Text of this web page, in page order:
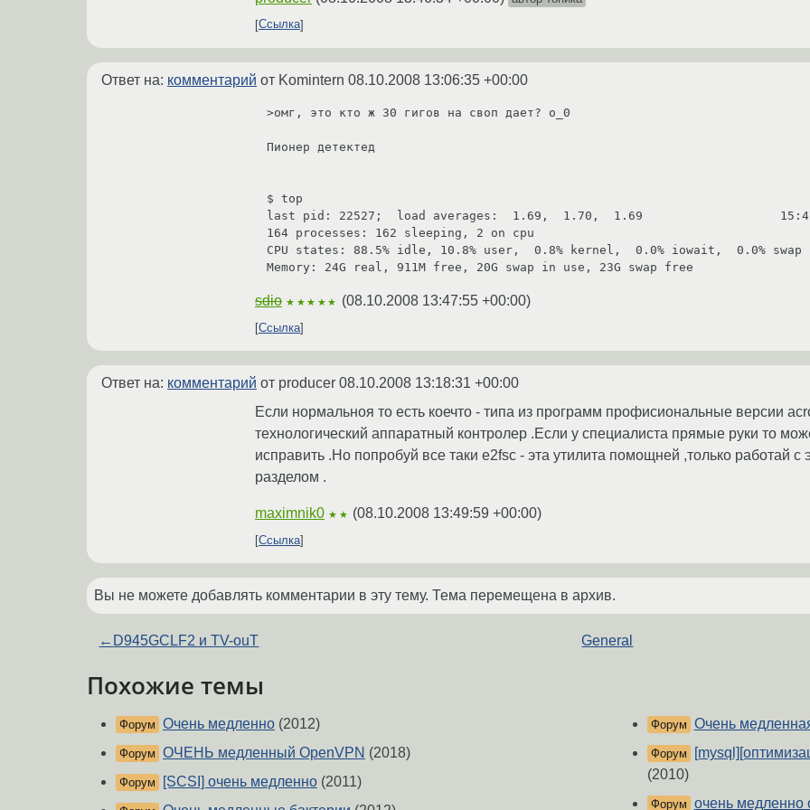
Ссылка
Ответ на: комментарий от Komintern 08.10.2008 13:06:35 +00:00
>омг, это кто ж 30 гигов на своп дает? о_0
Пионер детектед
$ top
last pid: 22527;  load averages:  1.69,  1.70,  1.69
164 processes: 162 sleeping, 2 on cpu
CPU states: 88.5% idle, 10.8% user,  0.8% kernel,  0.0% iowait,  0.0% swap
sdio ★★★★★ (08.10.2008 13:47:55 +00:00)
Ссылка
Ответ на: комментарий от producer 08.10.2008 13:18:31 +00:00
Если нормальноя то есть коечто - типа из программ профисиональные версии
технологический аппаратный контролер .Если у специалиста прямые руки то
исправить .Но попробуй все таки e2fsc - эта утилита помощней ,только работай
разделом .
maximnik0 ★★ (08.10.2008 13:49:59 +00:00)
Ссылка
Вы не можете добавлять комментарии в эту тему. Тема перемещена в архив.
← D945GCLF2 и TV-ouT General
Похожие темы
Форум Очень медленно (2012)
Форум ОЧЕНЬ медленный OpenVPN (2018)
Форум [SCSI] очень медленно (2011)
Форум Очень
Форум
(2010)
Форум очень медленно